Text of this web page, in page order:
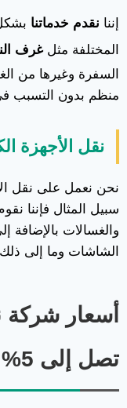
إننا نقدم خدماتنا
المختلفة مثلغرف
السفرة وغيرها من
منظم بدون التسبب
نقل الأجهزة
نحن نعمل على نقل
سبيل المثال فإننا
والغسالات بالإضافة
الشاشات وما إلى
أسعار
تصل إلى 5%